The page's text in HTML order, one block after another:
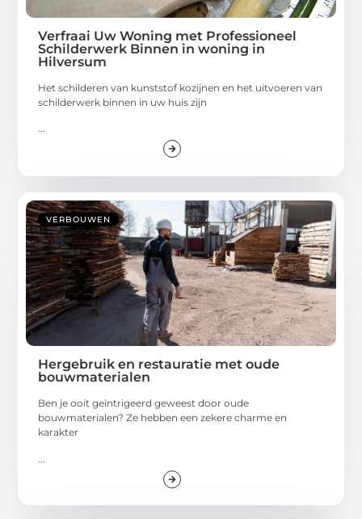
Verfraai Uw Woning met Professioneel
Schilderwerk Binnen in woning in
Hilversum
Het schilderen van kunststof kozijnen en het uitvoeren van
schilderwerk binnen in uw huis zijn
...
VERBOUWEN
Hergebruik en restauratie met oude
bouwmaterialen
Ben je ooit geïntrigeerd geweest door oude
bouwmaterialen? Ze hebben een zekere charme en
karakter